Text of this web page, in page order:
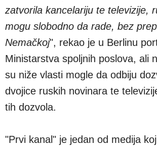
zatvorila kancelariju te televizije,
mogu slobodno da rade, bez
Nemačkoj", rekao je u Berlinu
Ministarstva spoljnih poslova, ali
su niže vlasti mogle da odbiju
dvojice ruskih novinara te
tih dozvola.
"Prvi kanal" je jedan od medija